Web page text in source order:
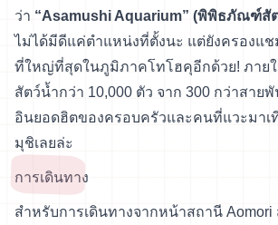
ว่า “Asamushi Aquarium” (พิพิธภัณฑ์สั
ไม่ได้มีดีแค่ตำแหน่งที่ตั้งนะ แต่ยังครองแช
ที่ใหญ่ที่สุดในภูมิภาคโทโฮคุอีกด้วย! ภาย
สัตว์น้ำกว่า 10,000 ตัว จาก 300 กว่าสาย
อินยอดฮิตของครอบครัวและคนที่แวะมาเ
มุชิเลยล่ะ
การเดินทาง
สำหรับการเดินทางจากหน้าสถานี